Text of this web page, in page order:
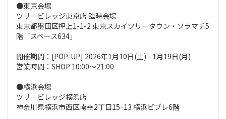
●東京会場
ツリービレッジ東京店 臨時会場
東京都墨田区押上1-1-2 東京スカイツリータウン・ソラマチ5
階「スペース634」
開催期間：[POP-UP] 2026年1月10日(土) - 1月19日(月)
営業時間：SHOP 10:00～21:00
●横浜会場
ツリービレッジ横浜店
神奈川県横浜市西区南幸2丁目15ｰ13 横浜ビブレ6階